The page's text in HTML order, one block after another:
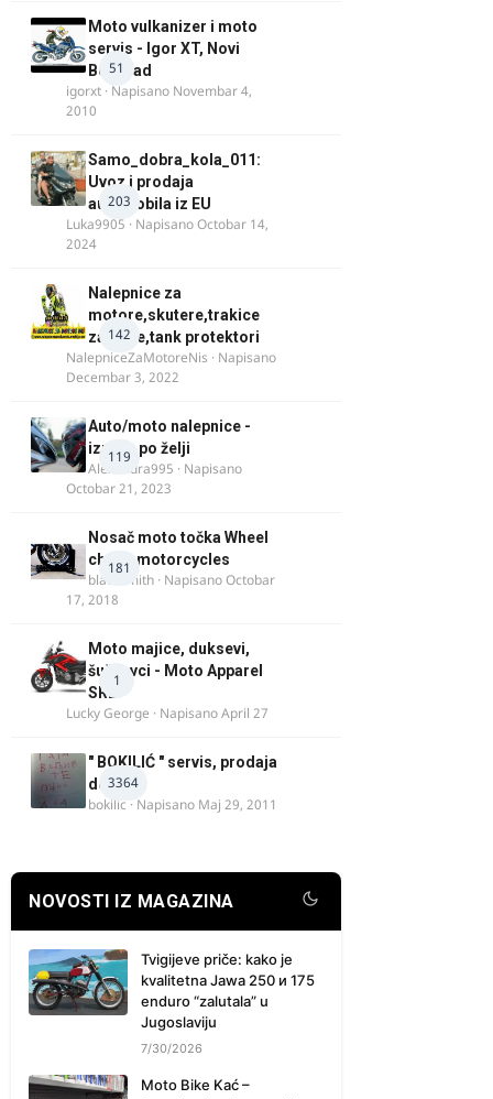
51
Moto vulkanizer i moto
servis - Igor XT, Novi
Beograd
igorxt · Napisano Novembar 4,
2010
203
Samo_dobra_kola_011:
Uvoz i prodaja
automobila iz EU
Luka9905 · NapisanoOctobar 14,
2024
142
Nalepnice za
motore,skutere,trakice
za felne,tank protektori
NalepniceZaMotoreNis · Napisano
Decembar 3, 2022
119
Auto/moto nalepnice -
izrada po želji
Alexandra995 · Napisano
Octobar 21, 2023
181
Nosač moto točka Wheel
chock motorcycles
blacksmith · NapisanoOctobar
17, 2018
1
Moto majice, duksevi,
šuškavci - Moto Apparel
SRB
Lucky George · NapisanoApril 27
3364
" BOKILIĆ " servis, prodaja
delova
bokilic · Napisano Maj 29, 2011
NOVOSTI IZ MAGAZINA
Tvigijeve priče: kako je
kvalitetna Jawa 250 и 175
enduro “zalutala” u
Jugoslaviju
7/30/2026
Moto Bike Kać –